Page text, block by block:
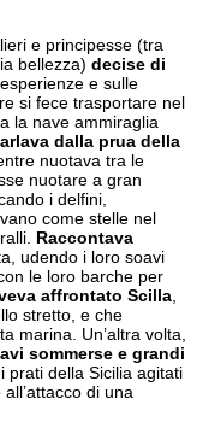
e principesse (tra
bellezza) decise di
e sulle
si fece trasportare nel
la nave ammiraglia
dalla prua della
nuotava tra le
nuotare a gran
i delfini,
come stelle nel
Raccontava
udendo i loro soavi
le loro barche per
affrontato Scilla
stretto, e che
marina. Un’altra volta,
sommerse e grandi
prati della Sicilia agitati
di una